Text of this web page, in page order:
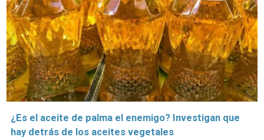
¿Es el aceite de palma el enemigo? Investigan que
hay detrás de los aceites vegetales